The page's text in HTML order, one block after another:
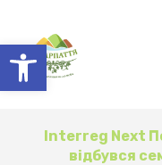
Відкрити Панель інструментів
Interreg Next
відбувся